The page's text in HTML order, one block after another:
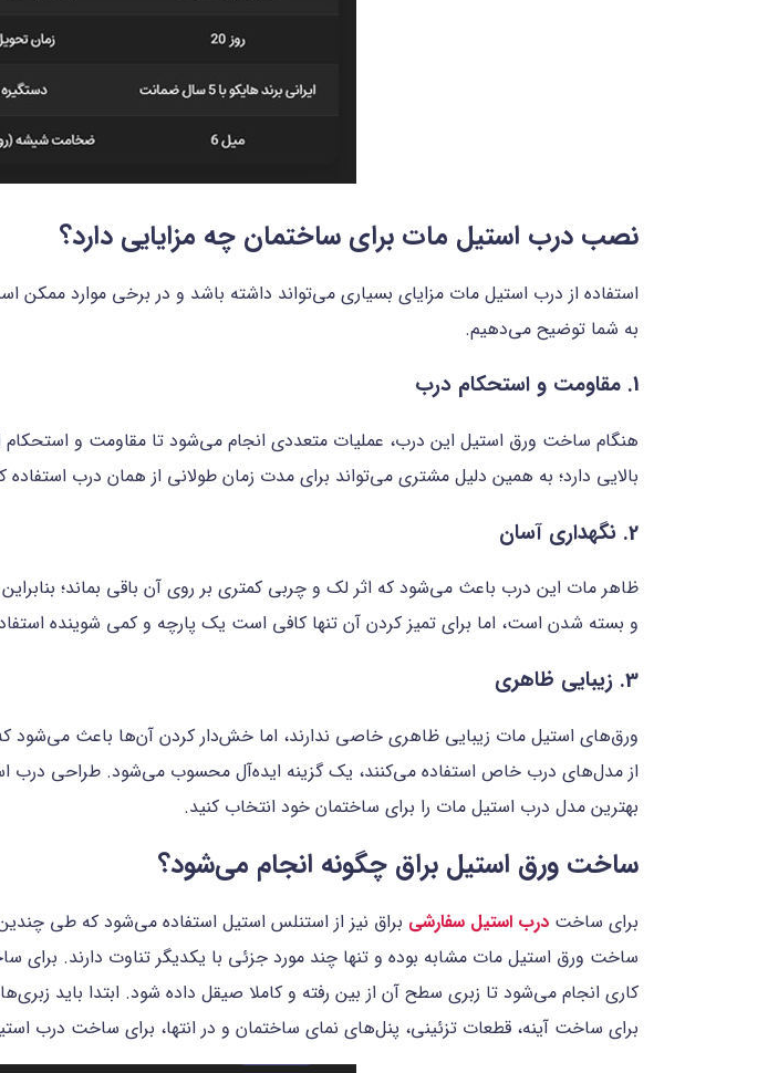
نصب درب استیل مات برای ساختمان چه مزایایی دارد؟
استفاده از درب استیل مات مزایای بسیاری می‌تواند داشته باشد و در برخی موارد
به شما توضیح می‌دهیم.
1. مقاومت و استحکام درب
هنگام ساخت ورق استیل این درب، عملیات متعددی انجام می‌شود تا مقاومت و
بالایی دارد؛ به همین دلیل مشتری می‌تواند برای مدت زمان طولانی از همان درب استفاده
2. نگهداری آسان
ظاهر مات این درب باعث می‌شود که اثر لک و چربی کمتری بر روی آن باقی بماند؛ بنابراین
و بسته شدن است، اما برای تمیز کردن آن تنها کافی است یک پارچه و کمی شوینده
3. زیبایی ظاهری
ورق‌های استیل مات زیبایی ظاهری خاصی ندارند، اما خش‌دار کردن آن‌ها باعث می‌شود
از مدل‌های درب خاص استفاده می‌کنند، یک گزینه ایده‌آل محسوب می‌شود. طراحی درب
بهترین مدل درب استیل مات را برای ساختمان خود انتخاب کنید.
ساخت ورق استیل براق چگونه انجام می‌شود؟
برای ساخت درب استیل سفارشی براق نیز از استنلس استیل استفاده می‌شود که طی
ساخت ورق استیل مات مشابه بوده و تنها چند مورد جزئی با یکدیگر تناوت دارند.
کاری انجام می‌شود تا زبری سطح آن از بین رفته و کاملا صیقل داده شود. ابتدا باید
برای ساخت آینه، قطعات تزئینی، پنل‌های نمای ساختمان و در انتها، برای ساخت درب